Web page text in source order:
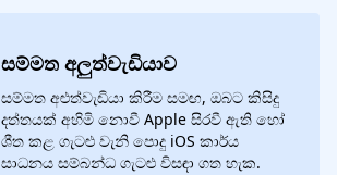
සම්මත අලුත්වැඩියාව
සම්මත අළුත්වැඩියා කිරීම සමඟ, ඔබට කිසිදු
දත්තයක් අහිමි නොවී Apple සිරවී ඇති හෝ
ශීත කළ ගැටළු වැනි පොදු iOS කාර්ය
සාධනය සම්බන්ධ ගැටළු විසඳා ගත හැක.